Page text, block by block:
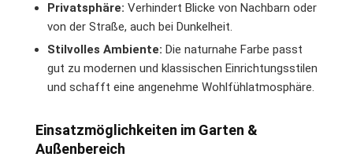
Privatsphäre: Verhindert Blicke von Nachbarn oder
von der Straße, auch bei Dunkelheit.
Stilvolles Ambiente: Die naturnahe Farbe passt
gut zu modernen und klassischen Einrichtungsstilen
und schafft eine angenehme Wohlfühlatmosphäre.
Einsatzmöglichkeiten im Garten &
Außenbereich